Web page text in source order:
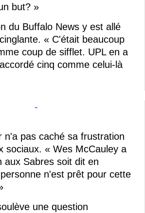
but? »
du Buffalo News y est allé
« C'était beaucoup
coup de sifflet. UPL en a
cinq comme celui-là
-
n'a pas caché sa frustration
sociaux. « Wes McCauley a
aux Sabres soit dit en
n'est prêt pour cette
une question